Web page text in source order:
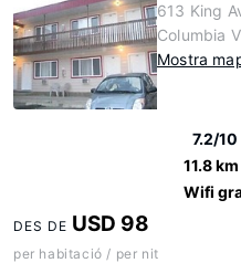
613 King
Columbia
Mostra
7.2/10
11.8 km
Wifi
DES DE USD 98
per habitació / per nit